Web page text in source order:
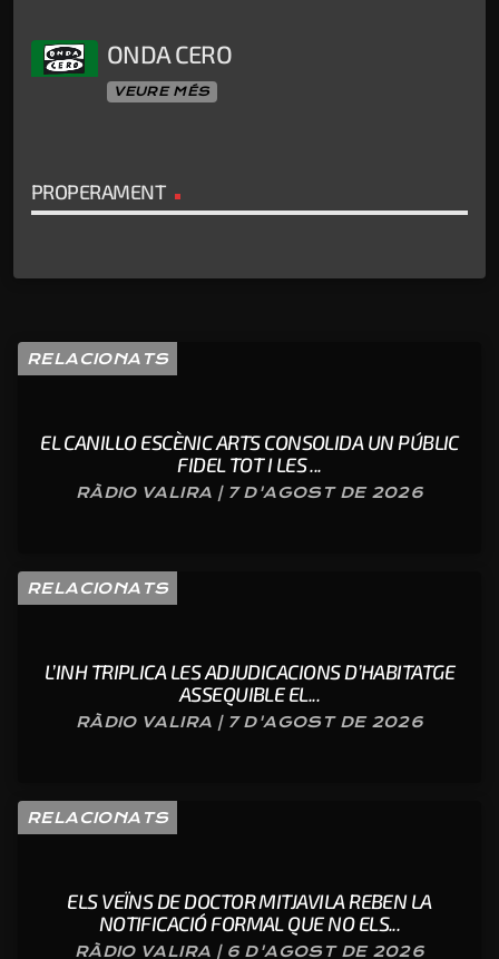
ONDA CERO
VEURE MÉS
PROPERAMENT
RELACIONATS
EL CANILLO ESCÈNIC ARTS CONSOLIDA UN PÚBLIC
FIDEL TOT I LES ...
RÀDIO VALIRA | 7 D'AGOST DE 2026
RELACIONATS
L’INH TRIPLICA LES ADJUDICACIONS D’HABITATGE
ASSEQUIBLE EL...
RÀDIO VALIRA | 7 D'AGOST DE 2026
RELACIONATS
ELS VEÏNS DE DOCTOR MITJAVILA REBEN LA
NOTIFICACIÓ FORMAL QUE NO ELS...
RÀDIO VALIRA | 6 D'AGOST DE 2026